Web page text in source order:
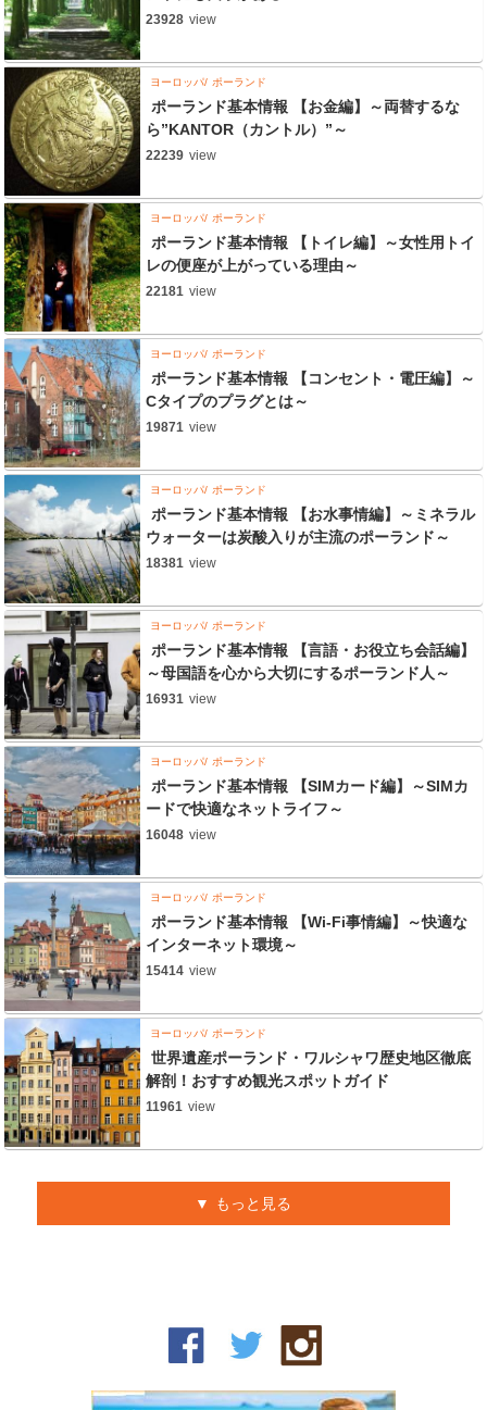
23928 view
ヨーロッパ ポーランド
ポーランド基本情報 【お金編】～両替するな
ら”KANTOR（カントル）”～
22239 view
ヨーロッパ ポーランド
ポーランド基本情報 【トイレ編】～女性用トイ
レの便座が上がっている理由～
22181 view
ヨーロッパ ポーランド
ポーランド基本情報 【コンセント・電圧編】～
Cタイプのプラグとは～
19871 view
ヨーロッパ ポーランド
ポーランド基本情報 【お水事情編】～ミネラル
ウォーターは炭酸入りが主流のポーランド～
18381 view
ヨーロッパ ポーランド
ポーランド基本情報 【言語・お役立ち会話編】
～母国語を心から大切にするポーランド人～
16931 view
ヨーロッパ ポーランド
ポーランド基本情報 【SIMカード編】～SIMカ
ードで快適なネットライフ～
16048 view
ヨーロッパ ポーランド
ポーランド基本情報 【Wi-Fi事情編】～快適な
インターネット環境～
15414 view
ヨーロッパ ポーランド
世界遺産ポーランド・ワルシャワ歴史地区徹底
解剖！おすすめ観光スポットガイド
11961 view
もっと見る